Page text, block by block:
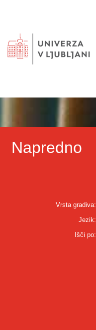
Napredno
Vrsta gradiva:
Jezik:
Išči po: